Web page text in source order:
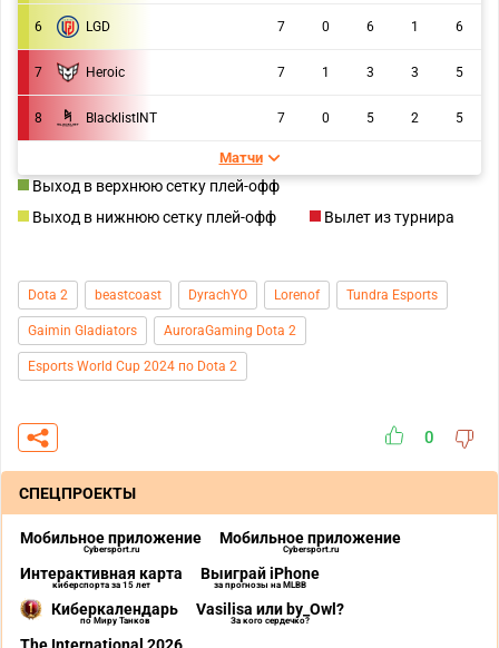
6 LGD 7 0 6 1 6
7 Heroic 7 1 3 3 5
8 BlacklistINT 7 0 5 2 5
Матчи
Выход в верхнюю сетку плей-офф
Выход в нижнюю сетку плей-офф
Вылет из турнира
Dota 2 beastcoast DyrachYO Lorenof Tundra Esports
Gaimin Gladiators AuroraGaming Dota 2
Esports World Cup 2024 по Dota 2
0
СПЕЦПРОЕКТЫ
Мобильное приложение
Cybersport.ru
Мобильное приложение
Cybersport.ru
Интерактивная карта
киберспорта за 15 лет
Выиграй iPhone
за прогнозы на MLBB
Киберкалендарь
по Миру Танков
Vasilisa или by_Owl?
За кого сердечко?